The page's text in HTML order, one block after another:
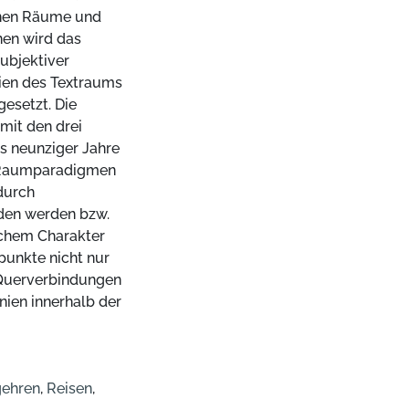
Räume und
wird das
des Textraums
Die
den drei
neunziger Jahre
werden bzw.
Charakter
nicht nur
innerhalb der
, Reisen,